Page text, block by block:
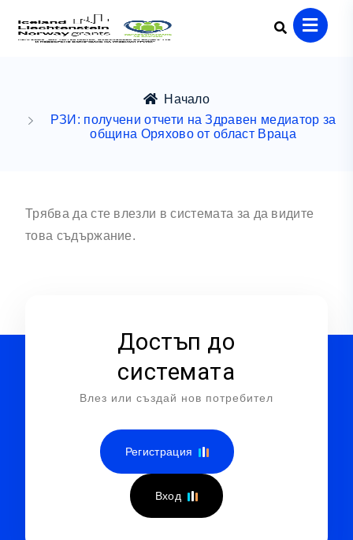
Начало
РЗИ: получени отчети на Здравен медиатор за
община Оряхово от област Враца
Трябва да сте влезли в системата за да видите
това съдържание.
Достъп до
системата
Влез или създай нов потребител
Регистрация
Вход